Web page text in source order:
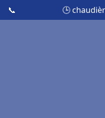
📞 🕒